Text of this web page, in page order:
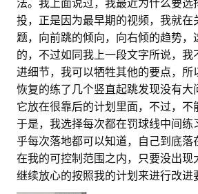
投，正是因为最早期的视频，我就在
题，向前跳的倾向，向右倾的趋势，
的，不过如同我上一段文字所说，我
进细节，我可以牺牲其他的要点，所
恢复的练了几个竖直起跳发现没有大
它放在很靠后的计划里面，不过，不
于是，我选择每次都在罚球线中间练
乎每次落地都可以知道，自己到底落
在我的可控制范围之内，只要没出现
继续放心的按照我的计划来进行改进